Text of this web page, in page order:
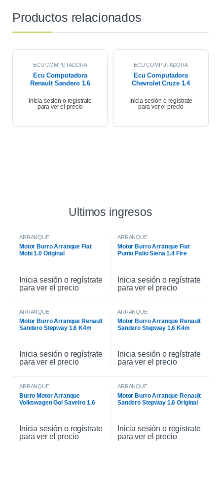
Productos relacionados
ECU COMPUTADORA
Ecu Computadora
Renault Sandero 1.6
Inicia sesión o regístrate
para ver el precio
ECU COMPUTADORA
Ecu Computadora
Chevrolet Cruze 1.4
Inicia sesión o regístrate
para ver el precio
Ultimos ingresos
ARRANQUE
Motor Burro Arranque Fiat
Mobi 1.0 Original
Inicia sesión o regístrate
para ver el precio
ARRANQUE
Motor Burro Arranque Fiat
Punto Palio Siena 1.4 Fire
Inicia sesión o regístrate
para ver el precio
ARRANQUE
Motor Burro Arranque Renault
Sandero Stepway 1.6 K4m
Inicia sesión o regístrate
para ver el precio
ARRANQUE
Motor Burro Arranque Renault
Sandero Stepway 1.6 K4m
Inicia sesión o regístrate
para ver el precio
ARRANQUE
Burro Motor Arranque
Volkswagen Gol Saveiro 1.6
Inicia sesión o regístrate
para ver el precio
ARRANQUE
Motor Burro Arranque Renault
Sandero Stepway 1.6 Original
Inicia sesión o regístrate
para ver el precio